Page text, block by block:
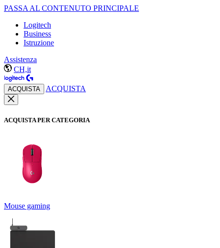
PASSA AL CONTENUTO PRINCIPALE
Logitech
Business
Istruzione
Assistenza
CH,it
ACQUISTA ACQUISTA
ACQUISTA PER CATEGORIA
Mouse gaming